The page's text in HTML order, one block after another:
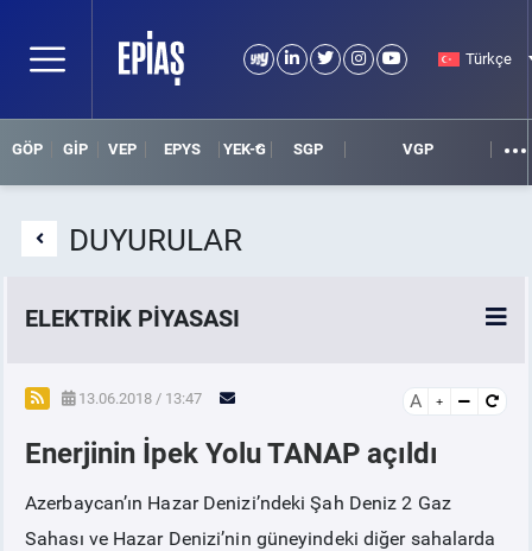
Türkçe
GÖP GİP VEP EPYS YEK-G SGP VGP
DUYURULAR
ELEKTRİK PİYASASI
SPOT ELEKTRİK PİYASALARI
ÖRNEK FİNANS BELGELERİ
VADELİ ELEKTRİK PİYASASI
13.06.2018 / 13:47 A
Enerjinin İpek Yolu TANAP açıldı
Azerbaycan’ın Hazar Denizi’ndeki Şah Deniz 2 Gaz
Sahası ve Hazar Denizi’nin güneyindeki diğer sahalarda